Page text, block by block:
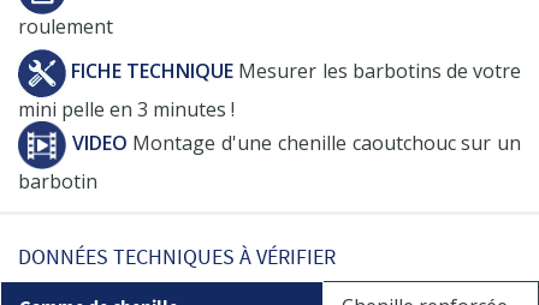
roulement
FICHE TECHNIQUE Mesurer les barbotins de votre
mini pelle en 3 minutes !
VIDEO Montage d'une chenille caoutchouc sur un
barbotin
DONNÉES TECHNIQUES À VÉRIFIER